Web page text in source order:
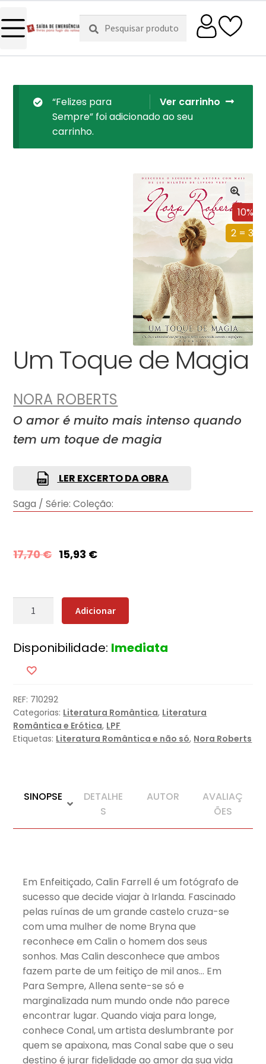
Pesquisar
por:
Pesquisa
Ver carrinho
“Felizes para
Sempre” foi adicionado ao seu
carrinho.
10%
2 = 3
Um Toque de Magia
NORA ROBERTS
O amor é muito mais intenso quando
tem um toque de magia
LER EXCERTO DA OBRA
Saga / Série: Coleção:
17,70€ 15,93 €
Quantidade
Toque
Magia
Adicionar
Disponibilidade: Imediata
REF: 710292
Categorias: Literatura Romântica, Literatura
Romântica e Erótica, LPF
Etiquetas: Literatura Romântica e não só, Nora Roberts
SINOPSE
DETALHE
S
AUTOR
AVALIAÇ
ÕES
Em Enfeitiçado, Calin Farrell é um fotógrafo de
sucesso que decide viajar à Irlanda. Fascinado
pelas ruínas de um grande castelo cruza-se
com uma mulher de nome Bryna que
reconhece em Calin o homem dos seus
sonhos. Mas Calin desconhece que ambos
fazem parte de um feitiço de mil anos… Em
Para Sempre, Allena sente-se só e
marginalizada num mundo onde não parece
encontrar lugar. Quando viaja para longe,
conhece Conal, um artista deslumbrante por
quem se apaixona, mas Conal sabe que o seu
destino é jurar fidelidade ao amor da sua vida